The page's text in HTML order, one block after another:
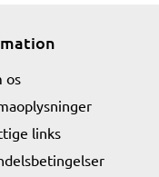
os
links